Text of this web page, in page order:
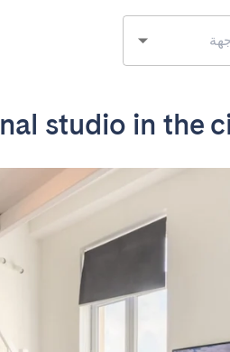
studio in the